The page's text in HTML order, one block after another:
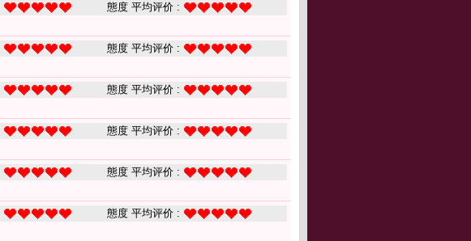
態度 平均评价 :
態度 平均评价 :
態度 平均评价 :
態度 平均评价 :
態度 平均评价 :
態度 平均评价 :